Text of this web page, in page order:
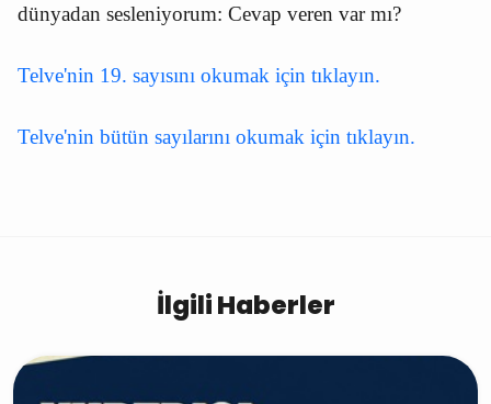
dünyadan sesleniyorum: Cevap veren var mı?
Telve'nin 19. sayısını okumak için tıklayın.
Telve'nin bütün sayılarını okumak için tıklayın.
İlgili Haberler